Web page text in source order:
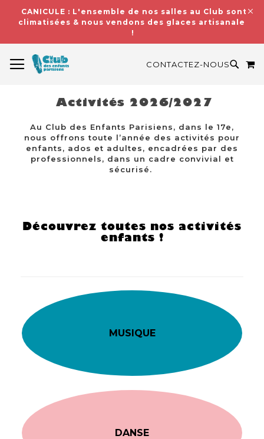
CANICULE : L'ensemble de nos salles au Club sont
climatisées & nous vendons des glaces artisanales
!
CONTACTEZ-NOUS
Activités 2026/2027
Au Club des Enfants Parisiens, dans le 17e,
nous offrons toute l’année des activités pour
enfants, ados et adultes, encadrées par des
professionnels, dans un cadre convivial et
sécurisé.
Découvrez toutes nos activités
enfants !
MUSIQUE
DANSE